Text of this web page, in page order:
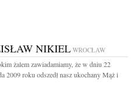
NIKIEL WROCŁAW
żalem zawiadamiamy, że w dniu 22
2009 roku odszedł nasz ukochany Mąż i